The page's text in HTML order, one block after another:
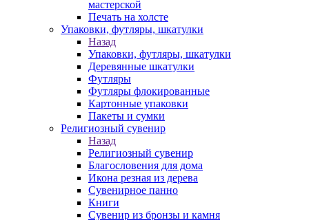
мастерской
Печать на холсте
Упаковки, футляры, шкатулки
Назад
Упаковки, футляры, шкатулки
Деревянные шкатулки
Футляры
Футляры флокированные
Картонные упаковки
Пакеты и сумки
Религиозный сувенир
Назад
Религиозный сувенир
Благословения для дома
Икона резная из дерева
Сувенирное панно
Книги
Сувенир из бронзы и камня